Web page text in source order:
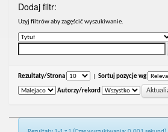
Dodaj filtr:
Uzyj filtrów aby zagęścić wyszukiwanie.
Rezultaty/Strona Sortuj pozycje wg
Autorzy/rekord